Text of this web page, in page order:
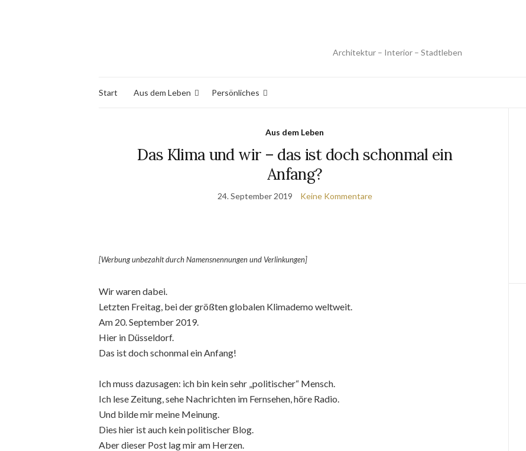
Architektur – Interior – Stadtleben
Start Aus dem Leben Persönliches
Aus dem Leben
Das Klima und wir – das ist doch schonmal ein
Anfang?
24. September 2019 Keine Kommentare
[Werbung unbezahlt durch Namensnennungen und Verlinkungen]
Wir waren dabei.
Letzten Freitag, bei der größten globalen Klimademo weltweit.
Am 20. September 2019.
Hier in Düsseldorf.
Das ist doch schonmal ein Anfang!
Ich muss dazusagen: ich bin kein sehr „politischer“ Mensch.
Ich lese Zeitung, sehe Nachrichten im Fernsehen, höre Radio.
Und bilde mir meine Meinung.
Dies hier ist auch kein politischer Blog.
Aber dieser Post lag mir am Herzen.